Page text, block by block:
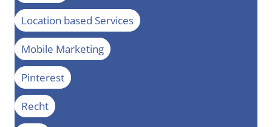
Location based Services
Mobile Marketing
Pinterest
Recht